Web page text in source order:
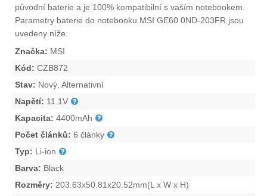
původní baterie a je 100% kompatibilní s vaším notebookem.
Parametry baterie do notebooku MSI GE60 0ND-203FR jsou
uvedeny níže.
Značka: MSI
Kód: CZB872
Stav: Nový, Alternativní
Napětí: 11.1V
Kapacita: 4400mAh
Počet článků: 6 články
Typ: Li-ion
Barva: Black
Rozměry: 203.63x50.81x20.52mm(L x W x H)